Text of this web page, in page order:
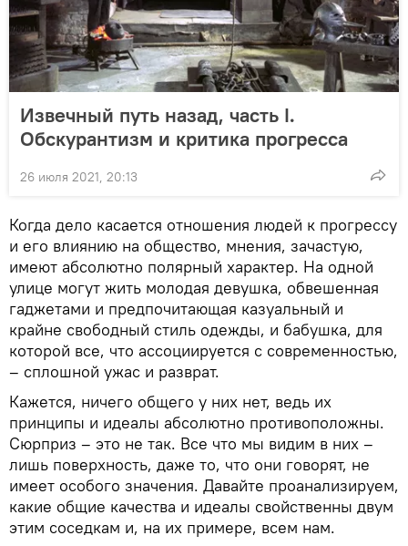
Извечный путь назад, часть I.
Обскурантизм и критика прогресса
26 июля 2021, 20:13
Когда дело касается отношения людей к прогрессу
и его влиянию на общество, мнения, зачастую,
имеют абсолютно полярный характер. На одной
улице могут жить молодая девушка, обвешенная
гаджетами и предпочитающая казуальный и
крайне свободный стиль одежды, и бабушка, для
которой все, что ассоциируется с современностью,
– сплошной ужас и разврат.
Кажется, ничего общего у них нет, ведь их
принципы и идеалы абсолютно противоположны.
Сюрприз – это не так. Все что мы видим в них –
лишь поверхность, даже то, что они говорят, не
имеет особого значения. Давайте проанализируем,
какие общие качества и идеалы свойственны двум
этим соседкам и, на их примере, всем нам.